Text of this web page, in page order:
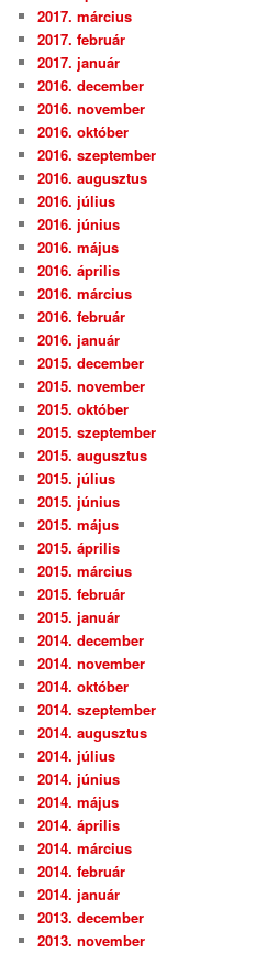
2017. március
2017. február
2017. január
2016. december
2016. november
2016. október
2016. szeptember
2016. augusztus
2016. július
2016. június
2016. május
2016. április
2016. március
2016. február
2016. január
2015. december
2015. november
2015. október
2015. szeptember
2015. augusztus
2015. július
2015. június
2015. május
2015. április
2015. március
2015. február
2015. január
2014. december
2014. november
2014. október
2014. szeptember
2014. augusztus
2014. július
2014. június
2014. május
2014. április
2014. március
2014. február
2014. január
2013. december
2013. november